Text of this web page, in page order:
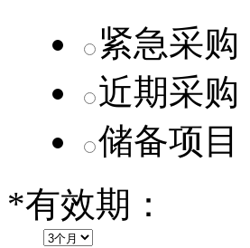
紧急采购
近期采购
储备项目
*有效期：